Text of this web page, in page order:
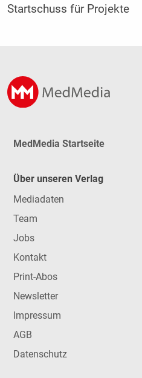
Startschuss für Projekte
MedMedia Startseite
Über unseren Verlag
Mediadaten
Team
Jobs
Kontakt
Print-Abos
Newsletter
Impressum
AGB
Datenschutz